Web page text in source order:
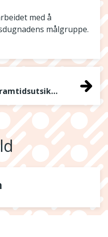
med å
målgruppe.
5. Vurdering av framtidsutsikter